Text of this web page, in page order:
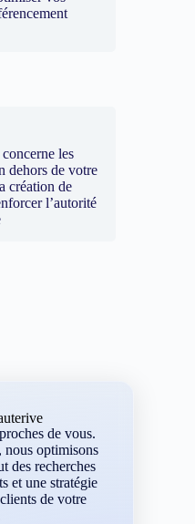
les
dehors de votre
création de
l’autorité
de vous.
nous optimisons
des recherches
et une stratégie
de votre